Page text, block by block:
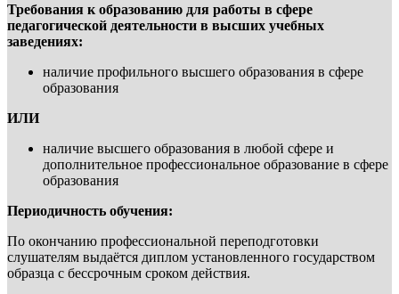
Требования к образованию для работы в сфере
педагогической деятельности в высших учебных
заведениях:
наличие профильного высшего образования в сфере
образования
ИЛИ
наличие высшего образования в любой сфере и
дополнительное профессиональное образование в сфере
образования
Периодичность обучения:
По окончанию профессиональной переподготовки
слушателям выдаётся диплом установленного государством
образца с бессрочным сроком действия.